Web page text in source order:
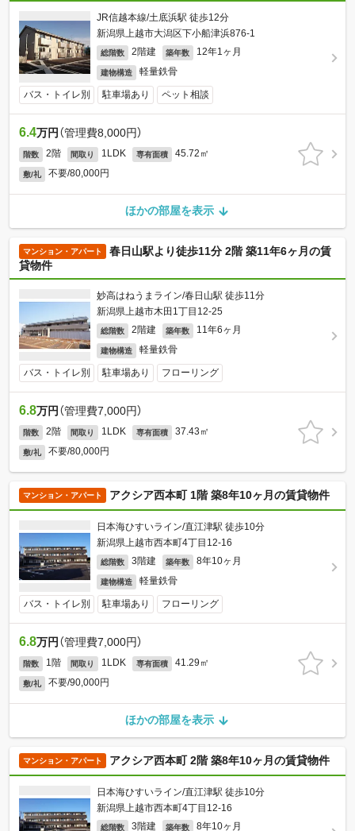
JR信越本線/土底浜駅 徒歩12分
新潟県上越市大潟区下小船津浜876-1
総階数 2階建 築年数 12年1ヶ月
建物構造 軽量鉄骨
バス・トイレ別 駐車場あり ペット相談
6.4万円 （管理費8,000円）
階数 2階 間取り 1LDK 専有面積 45.72㎡
敷/礼 不要/80,000円
ほかの部屋を表示
マンション・アパート
春日山駅より徒歩11分 2階 築11年6ヶ月の賃
貸物件
妙高はねうまライン/春日山駅 徒歩11分
新潟県上越市木田1丁目12-25
総階数 2階建 築年数 11年6ヶ月
建物構造 軽量鉄骨
バス・トイレ別 駐車場あり フローリング
6.8万円 （管理費7,000円）
階数 2階 間取り 1LDK 専有面積 37.43㎡
敷/礼 不要/80,000円
マンション・アパート アクシア西本町 1階 築8年10ヶ月の賃貸物件
日本海ひすいライン/直江津駅 徒歩10分
新潟県上越市西本町4丁目12-16
総階数 3階建 築年数 8年10ヶ月
建物構造 軽量鉄骨
バス・トイレ別 駐車場あり フローリング
6.8万円 （管理費7,000円）
階数 1階 間取り 1LDK 専有面積 41.29㎡
敷/礼 不要/90,000円
ほかの部屋を表示
マンション・アパート アクシア西本町 2階 築8年10ヶ月の賃貸物件
日本海ひすいライン/直江津駅 徒歩10分
新潟県上越市西本町4丁目12-16
総階数 3階建 築年数 8年10ヶ月